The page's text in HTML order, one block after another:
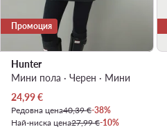
Промоция
Hunter
Мини пола · Черен · Мини
Актуална цена
24,99€
Редовна цена40,39 €-38%
Най-ниска цена27,99 €-10%